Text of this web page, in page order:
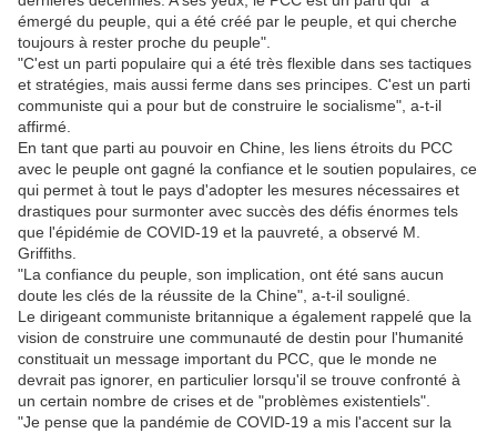
émergé du peuple, qui a été créé par le peuple, et qui cherche
toujours à rester proche du peuple".
"C'est un parti populaire qui a été très flexible dans ses tactiques
et stratégies, mais aussi ferme dans ses principes. C'est un parti
communiste qui a pour but de construire le socialisme", a-t-il
affirmé.
En tant que parti au pouvoir en Chine, les liens étroits du PCC
avec le peuple ont gagné la confiance et le soutien populaires, ce
qui permet à tout le pays d'adopter les mesures nécessaires et
drastiques pour surmonter avec succès des défis énormes tels
que l'épidémie de COVID-19 et la pauvreté, a observé M.
Griffiths.
"La confiance du peuple, son implication, ont été sans aucun
doute les clés de la réussite de la Chine", a-t-il souligné.
Le dirigeant communiste britannique a également rappelé que la
vision de construire une communauté de destin pour l'humanité
constituait un message important du PCC, que le monde ne
devrait pas ignorer, en particulier lorsqu'il se trouve confronté à
un certain nombre de crises et de "problèmes existentiels".
"Je pense que la pandémie de COVID-19 a mis l'accent sur la